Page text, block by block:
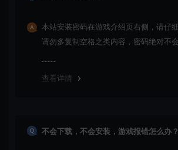
本站安装密码在游戏介绍页右侧，请仔
请勿多复制空格之类内容，密码绝对不
查看详情
不会下载，不会安装，游戏报错怎么办？